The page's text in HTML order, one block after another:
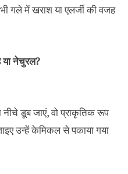
गले में खराश या एलर्जी की वजह
नेचुरल?
डूब जाएं, वो प्राकृतिक रूप
उन्हें केमिकल से पकाया गया